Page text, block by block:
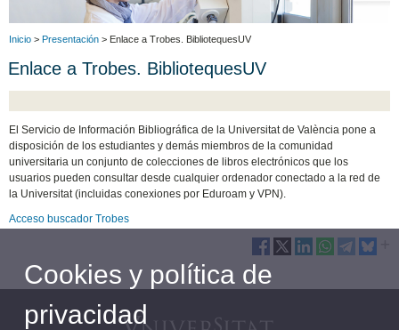
Inicio > Presentación > Enlace a Trobes. BibliotequesUV
Enlace a Trobes. BibliotequesUV
El Servicio de Información Bibliográfica de la Universitat de València pone a
disposición de los estudiantes y demás miembros de la comunidad
universitaria un conjunto de colecciones de libros electrónicos que los
usuarios pueden consultar desde cualquier ordenador conectado a la red de
la Universitat (incluidas conexiones por Eduroam y VPN).
Acceso buscador Trobes
Cookies y política de
privacidad